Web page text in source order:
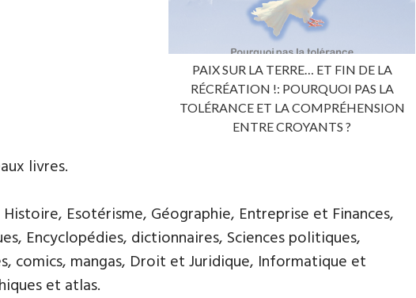
PAIX SUR LA TERRE… ET FIN DE LA
RÉCRÉATION !: POURQUOI PAS LA
TOLÉRANCE ET LA COMPRÉHENSION
ENTRE CROYANTS ?
livres.
Esotérisme, Géographie, Entreprise et Finances,
Encyclopédies, dictionnaires, Sciences politiques,
comics, mangas, Droit et Juridique, Informatique et
et atlas.